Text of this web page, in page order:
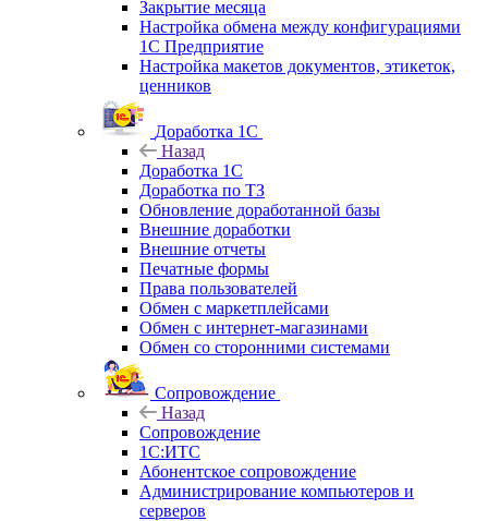
Закрытие месяца
Настройка обмена между конфигурациями
1С Предприятие
Настройка макетов документов, этикеток,
ценников
Доработка 1С
Назад
Доработка 1С
Доработка по ТЗ
Обновление доработанной базы
Внешние доработки
Внешние отчеты
Печатные формы
Права пользователей
Обмен с маркетплейсами
Обмен с интернет-магазинами
Обмен со сторонними системами
Сопровождение
Назад
Сопровождение
1C:ИТС
Абонентское сопровождение
Администрирование компьютеров и
серверов